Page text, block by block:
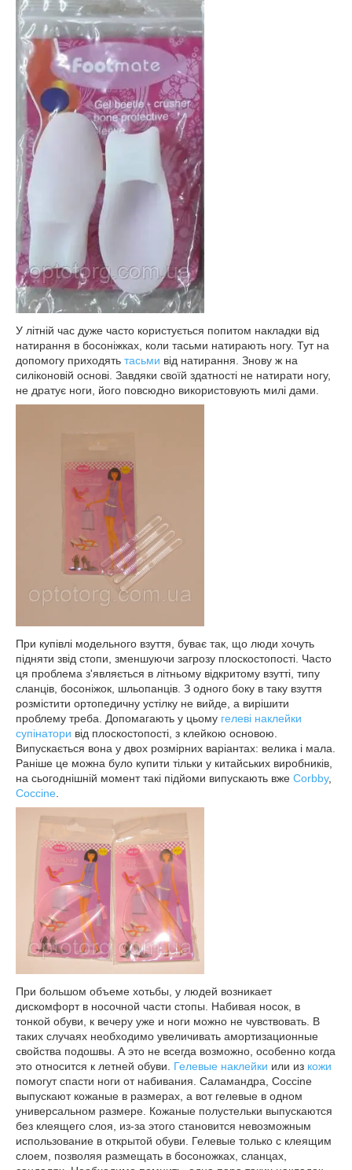
У літній час дуже часто користується попитом накладки від
натирання в босоніжках, коли тасьми натирають ногу. Тут на
допомогу приходять тасьми від натирання. Знову ж на
силіконовій основі. Завдяки своїй здатності не натирати ногу,
не дратує ноги, його повсюдно використовують милі дами.
При купівлі модельного взуття, буває так, що люди хочуть
підняти звід стопи, зменшуючи загрозу плоскостопості. Часто
ця проблема з'являється в літньому відкритому взутті, типу
сланців, босоніжок, шльопанців. З одного боку в таку взуття
розмістити ортопедичну устілку не вийде, а вирішити
проблему треба. Допомагають у цьому гелеві наклейки
супінатори від плоскостопості, з клейкою основою.
Випускається вона у двох розмірних варіантах: велика і мала.
Раніше це можна було купити тільки у китайських виробників,
на сьогоднішній момент такі підйоми випускають вже Corbby,
Coccine.
При большом объеме хотьбы, у людей возникает
дискомфорт в носочной части стопы. Набивая носок, в
тонкой обуви, к вечеру уже и ноги можно не чувствовать. В
таких случаях необходимо увеличивать амортизационные
свойства подошвы. А это не всегда возможно, особенно когда
это относится к летней обуви. Гелевые наклейки или из кожи
помогут спасти ноги от набивания. Саламандра, Coccine
выпускают кожаные в размерах, а вот гелевые в одном
универсальном размере. Кожаные полустельки выпускаются
без клеящего слоя, из-за этого становится невозможным
использование в открытой обуви. Гелевые только с клеящим
слоем, позволяя размещать в босоножках, сланцах,